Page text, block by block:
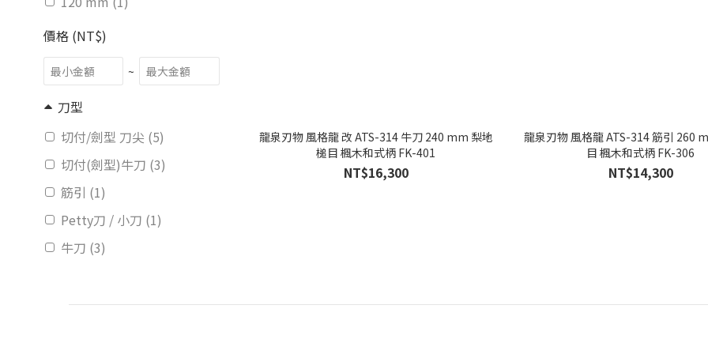
價格 (NT$)
~
刀型
切付/劍型 刀尖 (5)
切付(劍型)牛刀 (3)
筋引 (1)
Petty刀 / 小刀 (1)
牛刀 (3)
和式柄 (5)
龍泉刃物 風格龍 改 ATS-314 牛刀 240 mm 梨地
槌目 楓木和式柄 FK-401
NT$16,300
龍泉刃物 風格龍 ATS-314 筋引 260
目 楓木和式柄 FK-306
NT$14,300